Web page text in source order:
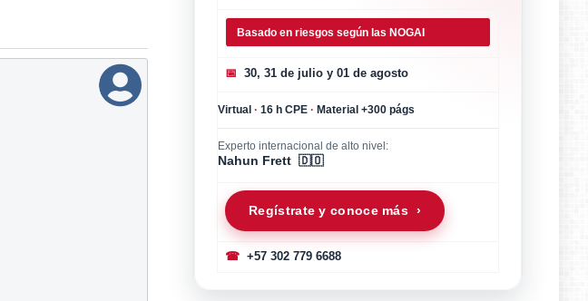
Basado en riesgos según las NOGAI
📅 30, 31 de julio y 01 de agosto
Virtual· 16 h CPE· Material +300 págs
Experto internacional de alto nivel:
Nahun Frett 🇩🇴
Regístrate y conoce más ›
☎ +57 302 779 6688